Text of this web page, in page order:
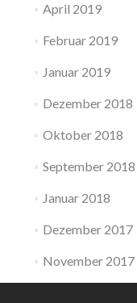
April 2019
Februar 2019
Januar 2019
Dezember 2018
Oktober 2018
September 2018
Januar 2018
Dezember 2017
November 2017